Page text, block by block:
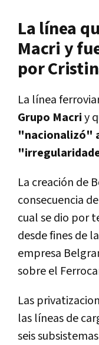
La línea
Macri y
por
La línea
Grupo Macriy
"nacionalizó"
La creación de
consecuencia
cual se dio por
desde fines de
empresa
sobre el
Las
las líneas de
seis